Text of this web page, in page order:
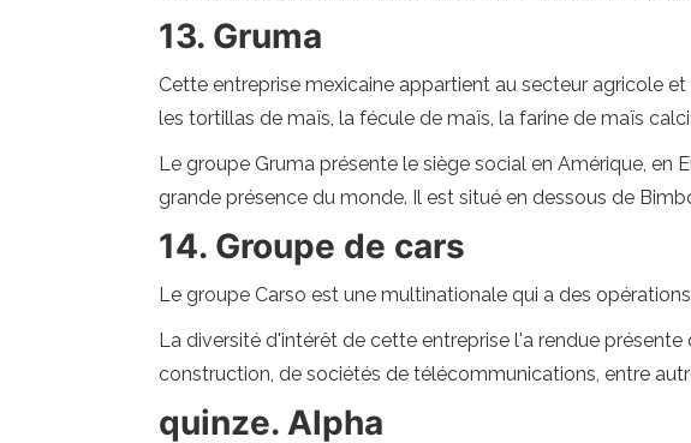
13. Gruma
Cette entreprise mexicaine appartient au secteur agricole
les tortillas de maïs, la fécule de maïs, la farine de maïs
Le groupe Gruma présente le siège social en Amérique, en
grande présence du monde. Il est situé en dessous de
14. Groupe de cars
Le groupe Carso est une multinationale qui a des
La diversité d'intérêt de cette entreprise l'a rendue
construction, de sociétés de télécommunications, entre
quinze. Alpha